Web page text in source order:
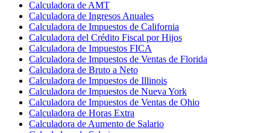
Calculadora de AMT
Calculadora de Ingresos Anuales
Calculadora de Impuestos de California
Calculadora del Crédito Fiscal por Hijos
Calculadora de Impuestos FICA
Calculadora de Impuestos de Ventas de Florida
Calculadora de Bruto a Neto
Calculadora de Impuestos de Illinois
Calculadora de Impuestos de Nueva York
Calculadora de Impuestos de Ventas de Ohio
Calculadora de Horas Extra
Calculadora de Aumento de Salario